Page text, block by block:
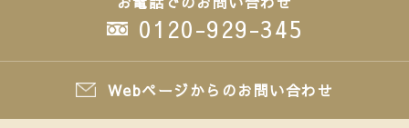
0120-929-345
Webページからのお問い合わせ